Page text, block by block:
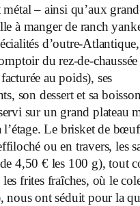
– ainsi qu’aux
à manger de ranch
d’outre-
du rez-de-
au poids), ses
son dessert et sa
sur un grand plateau
l’étage. Le brisket de
ou en travers, les
4,50 € les 100 g), tout
les frites fraîches, où le
nous ont séduit pour la